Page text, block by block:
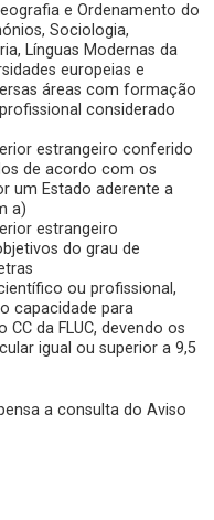
e Ordenamento do
Sociologia,
Línguas Modernas da
europeias e
áreas com formação
considerado
estrangeiro conferido
de acordo com os
um Estado aderente a
a)
estrangeiro
do grau de
ou profissional,
capacidade para
da FLUC, devendo os
igual ou superior a 9,5
a consulta do Aviso